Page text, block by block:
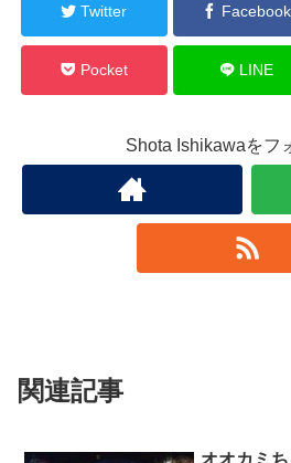
Twitter Facebook
Pocket LINE
Shota Ishikawaをフ
関連記事
オオカミ